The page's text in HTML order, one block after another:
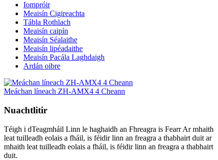
Iompróir
Meaisín Cigireachta
Tábla Rothlach
Meaisín caipín
Meaisín Séalaithe
Meaisín lipéadaithe
Meaisín Pacála Laghdaigh
Ardán oibre
Meáchan líneach ZH-AMX4 4 Cheann
Nuachtlitir
Téigh i dTeagmháil Linn le haghaidh an Fhreagra is Fearr Ar mhaith
leat tuilleadh eolais a fháil, is féidir linn an freagra a thabhairt duit ar
mhaith leat tuilleadh eolais a fháil, is féidir linn an freagra a thabhairt
duit.